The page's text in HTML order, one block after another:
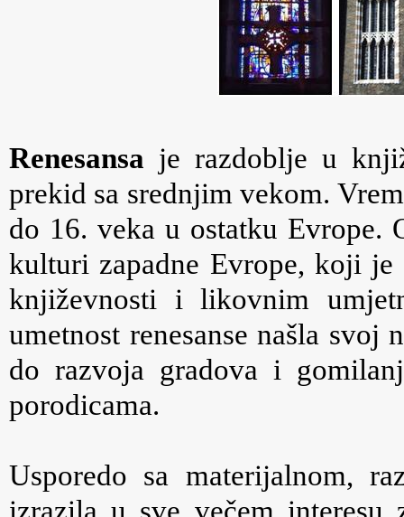
Renesansa je razdoblje u
prekid sa srednjim vekom.
do 16. veka u ostatku Evrope.
kulturi zapadne Evrope, koji
književnosti i likovnim
umetnost renesanse našla
do razvoja gradova i
porodicama.
Usporedo sa materijalnom,